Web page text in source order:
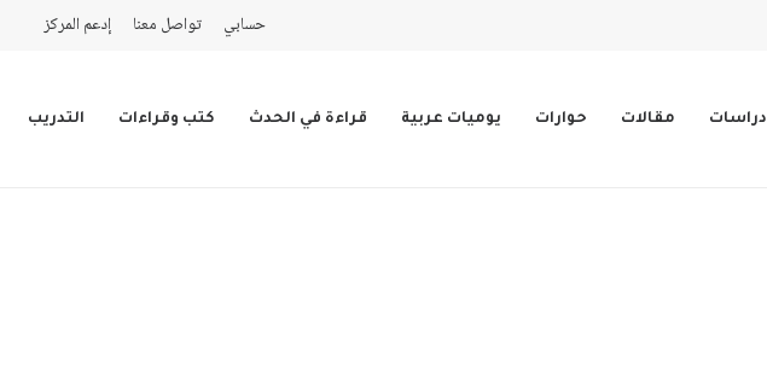
حسابي تواصل معنا إدعم المركز
دراسات مقالات حوارات يوميات عربية قراءة في الحدث كتب وقراءات التدريب